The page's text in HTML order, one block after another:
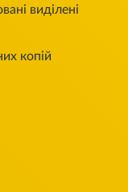
виділені
копій